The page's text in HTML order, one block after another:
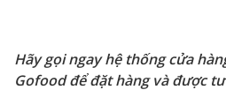
Hãy gọi ngay hệ thống cửa
Gofood để đặt hàng và được